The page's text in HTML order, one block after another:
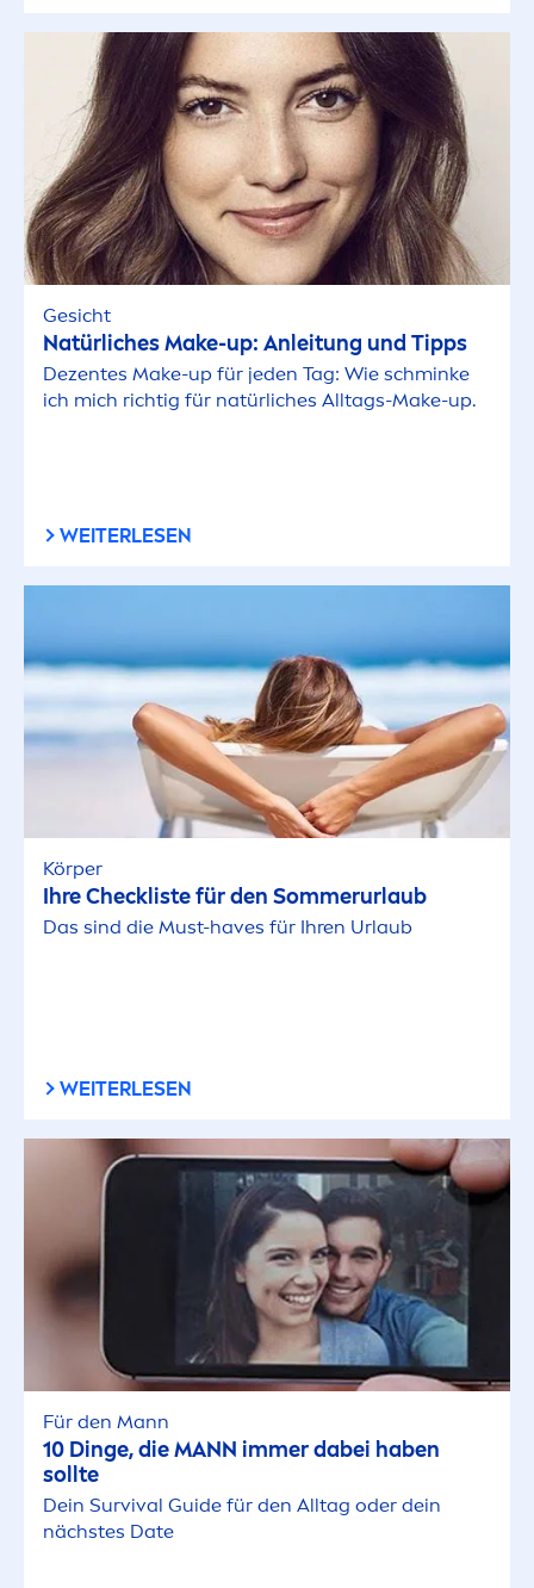
Gesicht
Natürliches Make-up: Anleitung und Tipps
Dezentes Make-up für jeden Tag: Wie schminke
ich mich richtig für natürliches Alltags-Make-up.
WEITERLESEN
Körper
Ihre Checkliste für den Sommerurlaub
Das sind die Must-haves für Ihren Urlaub
WEITERLESEN
Für den Mann
10 Dinge, die MANN immer dabei haben
sollte
Dein Survival Guide für den Alltag oder dein
nächstes Date